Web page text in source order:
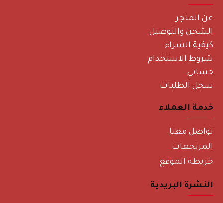
عن المتجر
الشحن والتوصيل
كيفية الشراء
شروط الاستخدام
حسابي
سجل الطلبات
خدمة العملاء
تواصل معنا
المرتجعات
خريطة الموقع
النشرة البريدية